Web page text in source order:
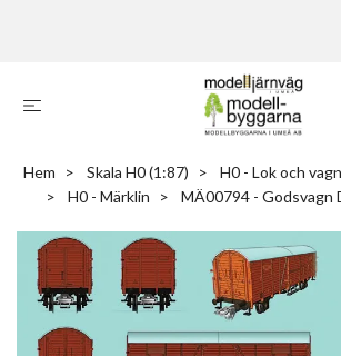
Hem Skala H0 (1:87)
H0 - Lok och
H0 - Märklin
MÄ00794 - Godsvagn